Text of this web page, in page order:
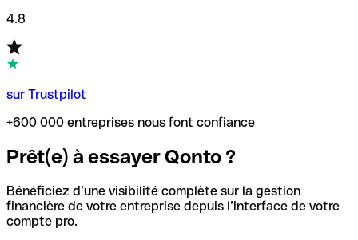
4.8
sur Trustpilot
+600 000 entreprises nous font confiance
Prêt(e) à essayer Qonto ?
Bénéficiez d’une visibilité complète sur la gestion
financière de votre entreprise depuis l’interface de votre
compte pro.